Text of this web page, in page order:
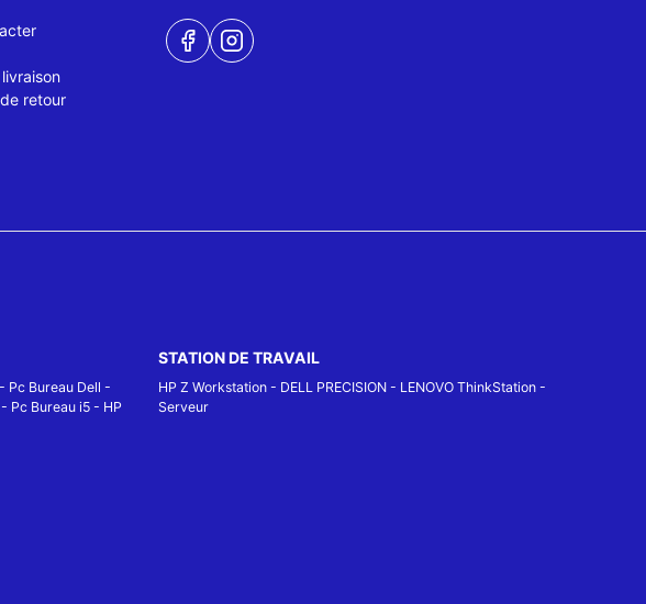
retour
Pc Bureau Dell -
- Pc Bureau i5- HP
STATION DE TRAVAIL
HP Z Workstation - DELL PRECISION - LENOVO ThinkStation -
Serveur